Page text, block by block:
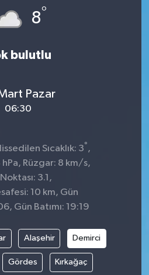
8°
bulutlu
Pazar
06:30
Sıcaklık: 3° ,
hPa, Rüzgar: 8 km/s,
3.1,
10 km, Gün
Gün Batımı: 19:19
Alaşehir Demirci
Gördes Kırkağaç